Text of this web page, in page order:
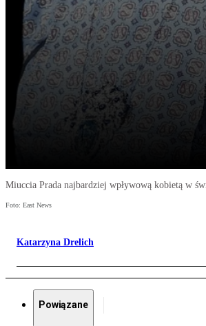
Miuccia Prada najbardziej wpływową kobietą w
Foto: East News
Katarzyna Drelich
Powiązane